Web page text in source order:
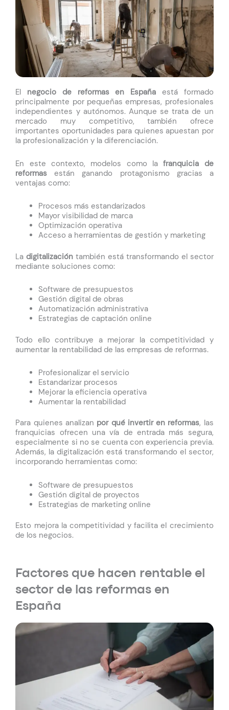
El negocio de reformas en España está formado
principalmente por pequeñas empresas, profesionales
independientes y autónomos. Aunque se trata de un
mercado muy competitivo, también ofrece
importantes oportunidades para quienes apuestan por
la profesionalización y la diferenciación.
En este contexto, modelos como lafranquicia de
reformas están ganando protagonismo gracias a
ventajas como:
Procesos más estandarizados
Mayor visibilidad de marca
Optimización operativa
Acceso a herramientas de gestión y marketing
Ladigitalización también está transformando el sector
mediante soluciones como:
Software de presupuestos
Gestión digital de obras
Automatización administrativa
Estrategias de captación online
Todo ello contribuye a mejorar la competitividad y
aumentar la rentabilidad de las empresas de reformas.
Profesionalizar el servicio
Estandarizar procesos
Mejorar la eficiencia operativa
Aumentar la rentabilidad
Para quienes analizan por qué invertir en reformas, las
franquicias ofrecen una vía de entrada más segura,
especialmente si no se cuenta con experiencia previa.
Además, la digitalización está transformando el sector,
incorporando herramientas como:
Software de presupuestos
Gestión digital de proyectos
Estrategias de marketing online
Esto mejora la competitividad y facilita el crecimiento
de los negocios.
Factores que hacen rentable el
sector de las reformas en
España